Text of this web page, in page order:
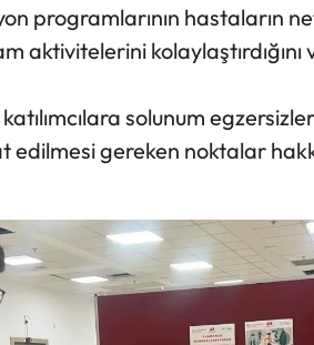
programlarının hastaların
aktivitelerini
solunum
gereken noktalar